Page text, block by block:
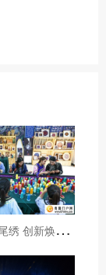
千
年水族马尾绣 创新焕发新生机